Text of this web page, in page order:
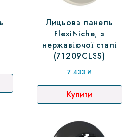
Лицьова панель
FlexiNiche, з
нержавіючої сталі
(71209CLSS)
7 433₴
Купити